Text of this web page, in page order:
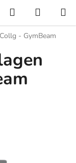
Hledat
KOŠÍK
- GymBeam